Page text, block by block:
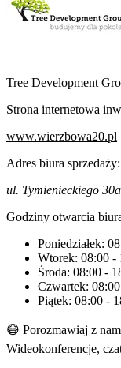
Tree Development
Strona internetowa
www.wierzbowa20.pl
Adres biura sprzedaży:
ul. Tymienieckiego
Godziny otwarcia
Poniedziałek:
Wtorek: 08:00 -
Środa: 08:00 -
Czwartek: 08:00
Piątek: 08:00 -
😷 Porozmawiaj z
Wideokonferencje,